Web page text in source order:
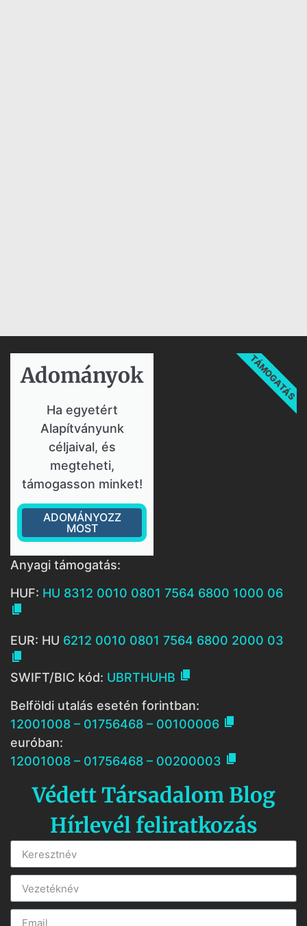
Adományok​
Ha egyetért
Alapítványunk
céljaival, és
megteheti,
támogasson minket!
ADOMÁNYOZZ
MOST
TÁMOGATÁS
Anyagi támogatás:
HUF: HU 8312 0010 0801 7564 6800 1000 06

EUR: HU 6212 0010 0801 7564 6800 2000 03

SWIFT/BIC kód: UBRTHUHB 
Belföldi utalás esetén forintban:
12001008 – 01756468 – 00100006 
euróban:
12001008 – 01756468 – 00200003 
Védett Társadalom Blog
Hírlevél feliratkozás